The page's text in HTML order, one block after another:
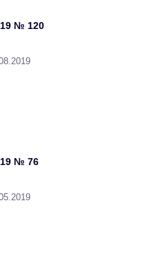
№ 120
№ 76